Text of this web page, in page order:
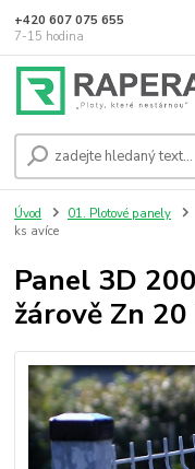
+420 607 075 655
7-15 hodina
Úvod 01. Plotové panely
ks avíce
Panel 3D
žárově Zn 20